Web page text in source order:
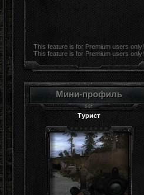
This feature is for Premium users only!
This feature is for Premium users only!
Мини-профиль
Турист